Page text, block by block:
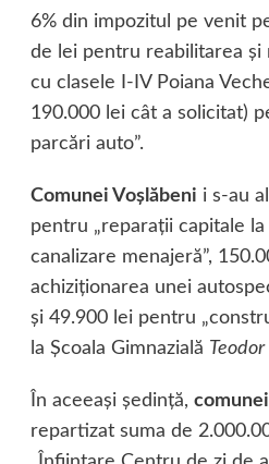
6% din impozitul pe venit
de lei pentru reabilitarea şi
cu clasele I-IV Poiana
190.000 lei cât a solicitat)
parcări auto”.
Comunei Voşlăbeni i s-au
pentru „reparaţii capitale
canalizare menajeră”,
achiziţionarea unei
şi 49.900 lei pentru
la Şcoala Gimnazială
În aceeaşi şedinţă,
repartizat suma de